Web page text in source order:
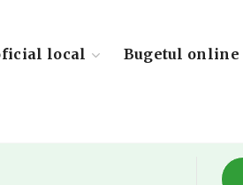
local Bugetul online